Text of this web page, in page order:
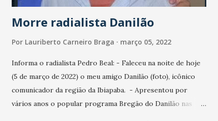
Morre radialista Danilão
Por Lauriberto Carneiro Braga março 05, 2022
Informa o radialista Pedro Beal: - Faleceu na noite de hoje
(5 de março de 2022) o meu amigo Danilão (foto), icônico
comunicador da região da Ibiapaba. - Apresentou por
vários anos o popular programa Bregão do Danilão nas